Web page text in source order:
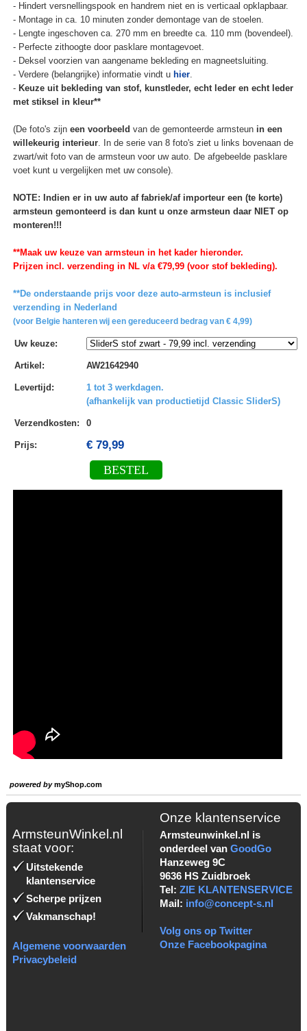
- Hindert versnellingspook en handrem niet en is verticaal opklapbaar.
- Montage in ca. 10 minuten zonder demontage van de stoelen.
- Lengte ingeschoven ca. 270 mm en breedte ca. 110 mm (bovendeel).
- Perfecte zithoogte door pasklare montagevoet.
- Deksel voorzien van aangename bekleding en magneetsluiting.
- Verdere (belangrijke) informatie vindt u hier.
- Keuze uit bekleding van stof, kunstleder, echt leder en echt leder
met stiksel in kleur**
(De foto's zijn een voorbeeld van de gemonteerde armsteun in een
willekeurig interieur. In de serie van 8 foto's ziet u links bovenaan de
zwart/wit foto van de armsteun voor uw auto. De afgebeelde pasklare
voet kunt u vergelijken met uw console).
NOTE: Indien er in uw auto af fabriek/af importeur een (te korte)
armsteun gemonteerd is dan kunt u onze armsteun daar NIET op
monteren!!!
**Maak uw keuze van armsteun in het kader hieronder.
Prijzen incl. verzending in NL v/a €79,99 (voor stof bekleding).
**De onderstaande prijs voor deze auto-armsteun is inclusief
verzending in Nederland
(voor Belgie hanteren wij een gereduceerd bedrag van € 4,99)
Uw keuze:
Artikel : AW21642940
Levertijd :
1 tot 3 werkdagen.
(afhankelijk van productietijd Classic SliderS)
Verzendkosten: 0
Prijs: € 79,99
BESTEL
powered bymyShop.com
ArmsteunWinkel.nl
staat voor:
Uitstekende
klantenservice
Scherpe prijzen
Vakmanschap!
Algemene voorwaarden
Privacybeleid
Onze klantenservice
Armsteunwinkel.nl is
onderdeel van GoodGo
Hanzeweg 9C
9636 HS Zuidbroek
Tel: ZIE KLANTENSERVICE
Mail: info@concept-s.nl
Volg ons op Twitter
Onze Facebookpagina